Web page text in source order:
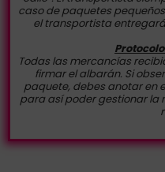
caso de paquetes
el transportista
Todas las mercancías
firmar el albarán. Si
paquete, debes anotar en
para así poder gestionar la